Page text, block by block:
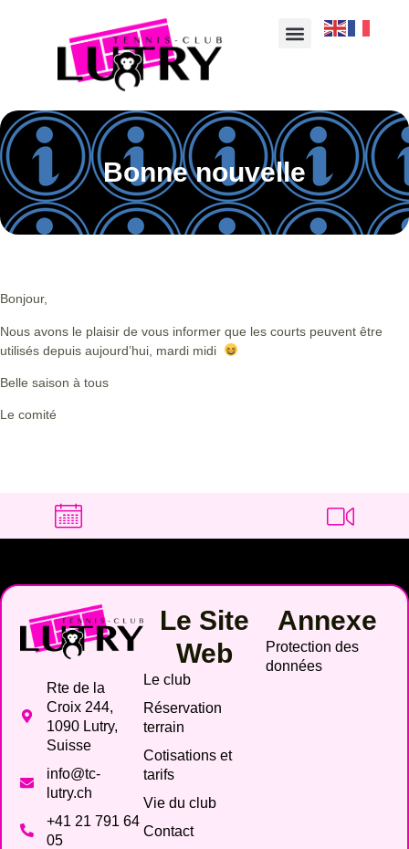
Bonne nouvelle
Bonjour,
Nous avons le plaisir de vous informer que les courts peuvent être
utilisés depuis aujourd’hui, mardi midi
Belle saison à tous
Le comité
Rte de la
Croix 244,
1090 Lutry,
Suisse
info@tc-
lutry.ch
+41 21 791 64
05
Le Site
Web
Le club
Réservation
terrain
Cotisations et
tarifs
Vie du club
Contact
Annexe
Protection des
données